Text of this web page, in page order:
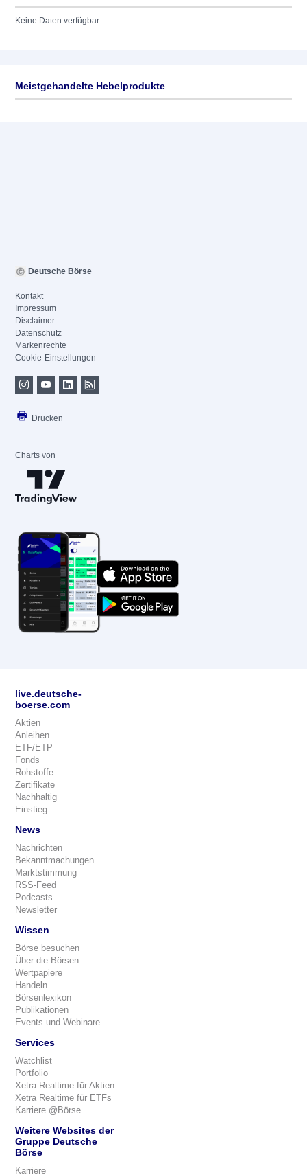
Keine Daten verfügbar
Meistgehandelte Hebelprodukte
Deutsche Börse
Kontakt
Impressum
Disclaimer
Datenschutz
Markenrechte
Cookie-Einstellungen
Drucken
Charts von
live.deutsche-
boerse.com
Aktien
Anleihen
ETF/ETP
Fonds
Rohstoffe
Zertifikate
Nachhaltig
Einstieg
News
Nachrichten
Bekanntmachungen
Marktstimmung
RSS-Feed
Podcasts
Newsletter
Wissen
Börse besuchen
Über die Börsen
Wertpapiere
Handeln
Börsenlexikon
Publikationen
Events und Webinare
Services
Watchlist
Portfolio
Xetra Realtime für Aktien
Xetra Realtime für ETFs
Karriere @Börse
Weitere Websites der
Gruppe Deutsche
Börse
Karriere